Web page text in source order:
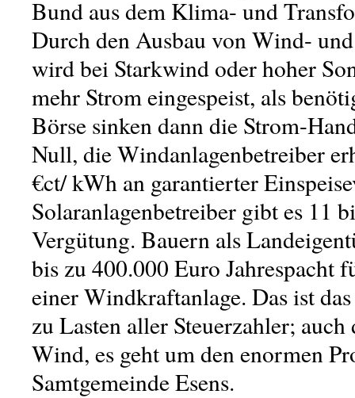
Bund aus dem Klima- und
Durch den Ausbau von Wind-
wird bei Starkwind oder hoher
mehr Strom eingespeist, als
Börse sinken dann die Strom-
Null, die Windanlagenbetreiber
€ct/ kWh an garantierter
Solaranlagenbetreiber gibt es 11
Vergütung. Bauern als
bis zu 400.000 Euro Jahrespacht
einer Windkraftanlage. Das ist
zu Lasten aller Steuerzahler; auch
Wind, es geht um den enormen
Samtgemeinde Esens.